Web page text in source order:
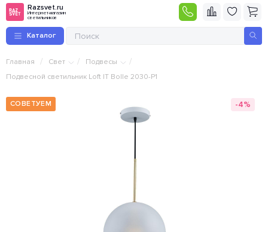
Razsvet.ru
Интернет-магазин
светильников
Каталог
Главная / Свет / Подвесы /
Подвесной светильник Loft IT Bolle 2030-P1
СОВЕТУЕМ -4%